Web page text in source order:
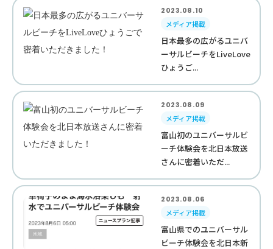
2023.08.10
メディア掲載
日本最多の広がるユニバ
ーサルビーチをLiveLove
ひょうご...
2023.08.09
メディア掲載
富山初のユニバーサルビ
ーチ体験会を北日本放送
さんに密着いただ...
2023.08.06
メディア掲載
富山県でのユニバーサル
ビーチ体験会を北日本新